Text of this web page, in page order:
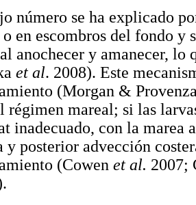
número se ha explicado
o en escombros del fondo
anochecer y amanecer, lo
et al. 2008). Este
(Morgan &
régimen mareal; si las
inadecuado, con la
y posterior advección
(Cowen et al. 2007;